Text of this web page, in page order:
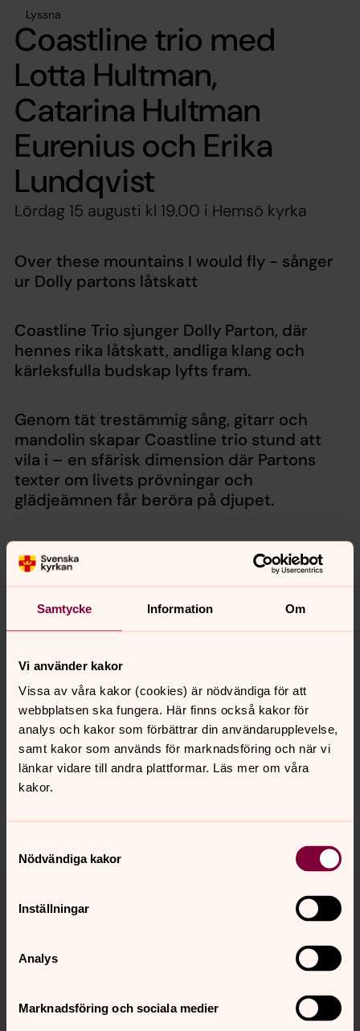
Samtycke Information Om
Vi använder kakor
Vissa av våra kakor (cookies) är nödvändiga för att
webbplatsen ska fungera. Här finns också kakor för
analys och kakor som förbättrar din användarupplevelse,
samt kakor som används för marknadsföring och när vi
länkar vidare till andra plattformar. Läs mer om våra
kakor.
Nödvändiga kakor
Inställningar
Analys
Marknadsföring och sociala medier
Lyssna
Coastline trio med
Lotta Hultman,
Catarina Hultman
Eurenius och Erika
Lundqvist
Lördag 15 augusti kl 19.00 i Hemsö kyrka
Over these mountains I would fly - sånger
ur Dolly partons låtskatt
Coastline Trio sjunger Dolly Parton, där
hennes rika låtskatt, andliga klang och
kärleksfulla budskap lyfts fram.
Genom tät trestämmig sång, gitarr och
mandolin skapar Coastline trio stund att
vila i – en sfärisk dimension där Partons
texter om livets prövningar och
glädjeämnen får beröra på djupet.
Coastline Trio är en countrytrio som
brinner för stämsång och det akustiska
berättandet.
Publicerad 18 maj 2026
Senast ändrad 19 maj 2026
Synpunkter eller frågor på sidans
innehåll?
harnosand.pastorat@svenskakyrkan.se
Dela
Kontakt
Kalender